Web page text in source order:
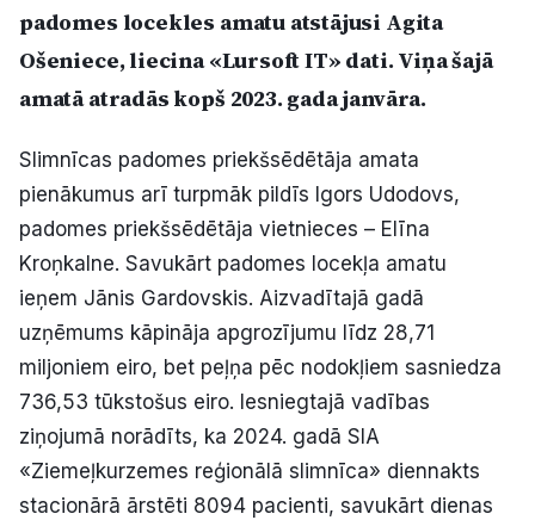
Reklāma
Politiskā reklāma
Kontakti
Ziņo redakcijai
E-avīze Abonē
padomes locekles amatu atstājusi Agita
Ošeniece, liecina «Lursoft IT» dati. Viņa šajā
amatā atradās kopš 2023. gada janvāra.
Slimnīcas padomes priekšsēdētāja amata
pienākumus arī turpmāk pildīs Igors Udodovs,
padomes priekšsēdētāja vietnieces – Elīna
Kroņkalne. Savukārt padomes locekļa amatu
ieņem Jānis Gardovskis. Aizvadītajā gadā
uzņēmums kāpināja apgrozījumu līdz 28,71
miljoniem eiro, bet peļņa pēc nodokļiem sasniedza
736,53 tūkstošus eiro. Iesniegtajā vadības
ziņojumā norādīts, ka 2024. gadā SIA
«Ziemeļkurzemes reģionālā slimnīca» diennakts
stacionārā ārstēti 8094 pacienti, savukārt dienas